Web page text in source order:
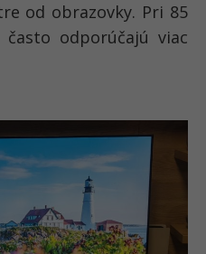
od obrazovky. Pri 85
často odporúčajú viac